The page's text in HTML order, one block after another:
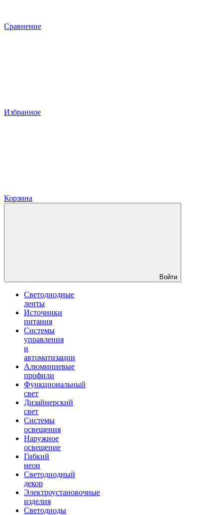
Сравнение
Избранное
Корзина
Войти
Светодиодные
ленты
Источники
питания
Системы
управления
и
автоматизации
Алюминиевые
профили
Функциональный
свет
Дизайнерский
свет
Системы
освещения
Наружное
освещение
Гибкий
неон
Светодиодный
декор
Электроустановочные
изделия
Светодиоды